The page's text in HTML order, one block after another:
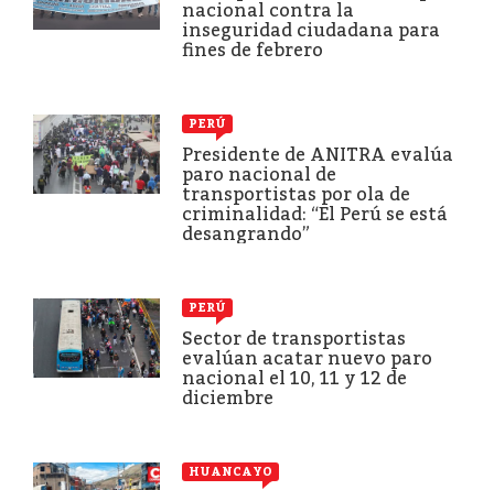
nacional contra la
inseguridad ciudadana para
fines de febrero
PERÚ
Presidente de ANITRA evalúa
paro nacional de
transportistas por ola de
criminalidad: “El Perú se está
desangrando”
PERÚ
Sector de transportistas
evalúan acatar nuevo paro
nacional el 10, 11 y 12 de
diciembre
HUANCAYO